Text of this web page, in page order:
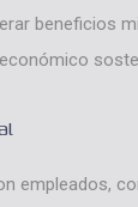
beneficios
empleados,